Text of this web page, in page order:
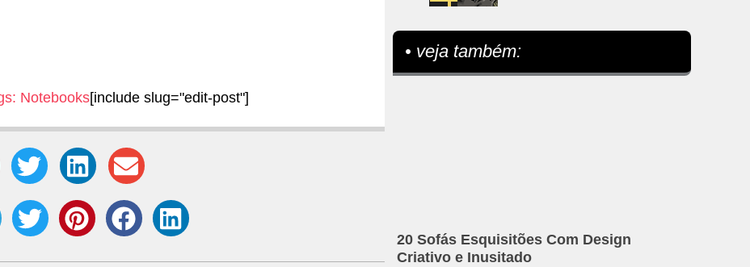
Notebooks[include slug="edit-post"]
• veja também:
20 Sofás Esquisitões Com Design
Criativo e Inusitado